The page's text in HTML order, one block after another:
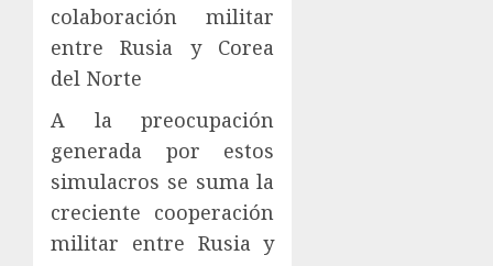
colaboración militar
entre Rusia y Corea
del Norte
A la preocupación
generada por estos
simulacros se suma la
creciente cooperación
militar entre Rusia y